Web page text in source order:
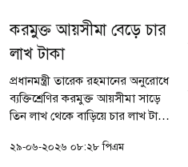
করমুক্ত আয়সীমা বেড়ে চার
লাখ টাকা
প্রধানমন্ত্রী তারেক রহমানের অনুরোধে
ব্যক্তিশ্রেণির করমুক্ত আয়সীমা সাড়ে
তিন লাখ থেকে বাড়িয়ে চার লাখ টাকা
জমি-ফ্ল্যাট নিবন্ধনে টিআইএন
২৯-০৬-২০২৬ ০৮:২৮ পিএম